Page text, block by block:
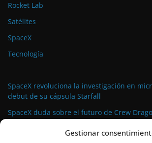
Gestionar
Rocket Lab
Satélites
SpaceX
Tecnología
SpaceX revoluciona la investigación en
debut de su cápsula Starfall
SpaceX duda sobre el futuro de Crew